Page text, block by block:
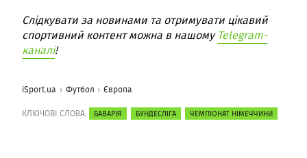
Слідкувати за новинами та отримувати цікавий
спортивний контент можна в нашомуTelegram-
каналі!
iSport.ua Футбол Європа
КЛЮЧОВІ СЛОВА: БАВАРІЯ БУНДЕСЛІГА ЧЕМПІОНАТ НІМЕЧЧИНИ